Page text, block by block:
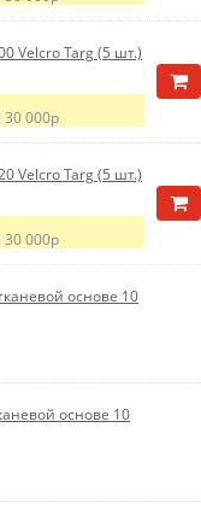
Velcro Targ (5 шт.)
30 000р
Velcro Targ (5 шт.)
30 000р
основе 10
основе 10